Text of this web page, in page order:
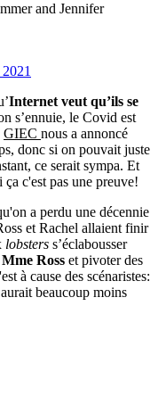
and Jennifer
Internet veut qu’ils se
s’ennuie, le Covid est
GIEC nous a annoncé
donc si on pouvait juste
ce serait sympa. Et
ça c'est pas une preuve!
a perdu une décennie
et Rachel allaient finir
lobsters s’éclabousser
Ross et pivoter des
à cause des scénaristes:
beaucoup moins